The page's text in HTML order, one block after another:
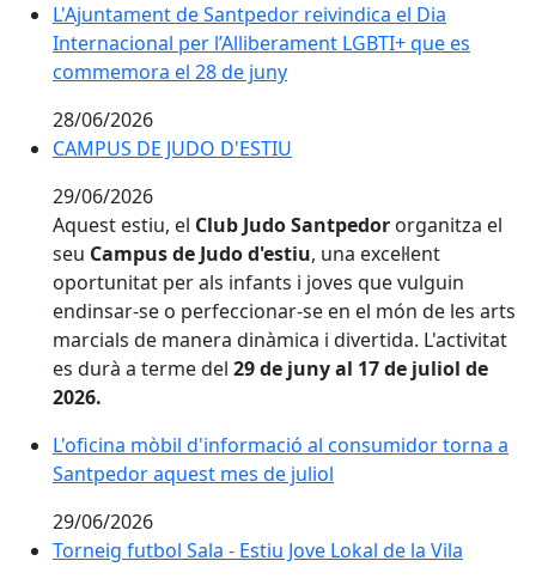
L'Ajuntament de Santpedor reivindica el Dia
Internacional per l’Alliberament LGBTI+ que es
commemora el 28 de juny
L'Ajuntament de Santpedor reivindica el Dia
Internacional per l’Alliberament LGBTI+ que es
commemora el 28 de juny
28/06/2026
CAMPUS DE JUDO D'ESTIU
29/06/2026
Aquest estiu, el Club Judo Santpedor organitza el
seu Campus de Judo d'estiu, una excel·lent
oportunitat per als infants i joves que vulguin
endinsar-se o perfeccionar-se en el món de les arts
marcials de manera dinàmica i divertida. L'activitat
es durà a terme del 29 de juny al 17 de juliol de
2026.
L'oficina mòbil d'informació al consumidor torna a
Santpedor aquest mes de juliol
L'oficina mòbil d'informació al consumidor torna a
Santpedor aquest mes de juliol
29/06/2026
Torneig futbol Sala - Estiu Jove Lokal de la Vila
Torneig futbol Sala - Estiu Jove Lokal de la Vila